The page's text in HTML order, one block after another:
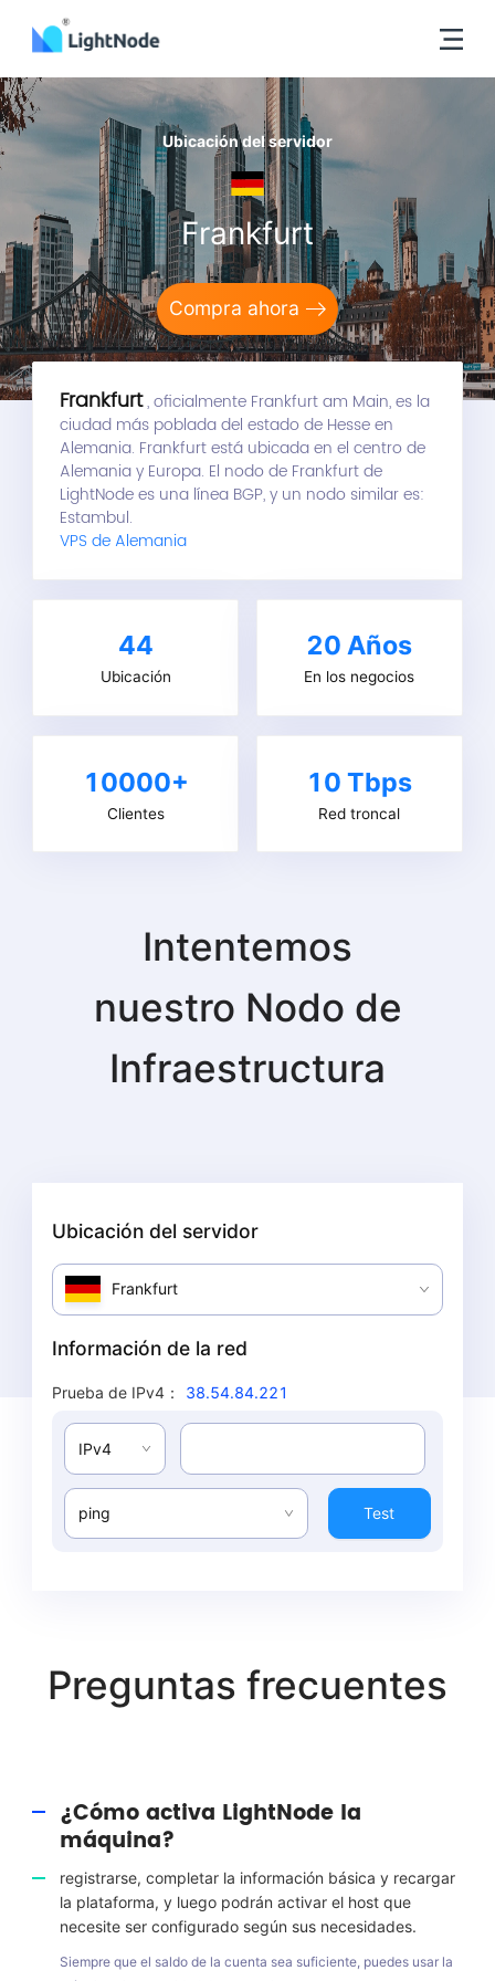
Ubicación del servidor
Frankfurt
Compra ahora
Frankfurt, oficialmente Frankfurt am Main, es la
ciudad más poblada del estado de Hesse en
Alemania. Frankfurt está ubicada en el centro de
Alemania y Europa. El nodo de Frankfurt de
LightNode es una línea BGP, y un nodo similar es:
Estambul.
VPS de Alemania
44
Ubicación
20Años
En los negocios
10000+
Clientes
10 Tbps
Red troncal
Intentemos
nuestro Nodo de
Infraestructura
Ubicación del servidor
Frankfurt
Información de la red
Prueba de IPv4： 38.54.84.221
IPv4
ping Test
Preguntas frecuentes
¿Cómo activa LightNode la
máquina?
registrarse, completar la información básica y recargar
la plataforma, y luego podrán activar el host que
necesite ser configurado según sus necesidades.
Siempre que el saldo de la cuenta sea suficiente, puedes usar la